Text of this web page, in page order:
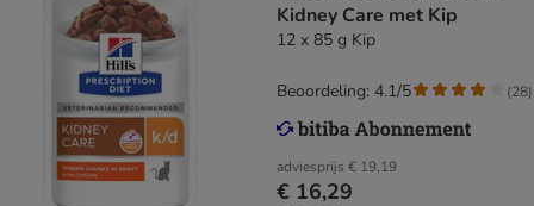
Kidney Care met Kip
12 x 85 g Kip
adviesprijs € 19,19
€ 16,29
Beoordeling: 4.1/5 (28)